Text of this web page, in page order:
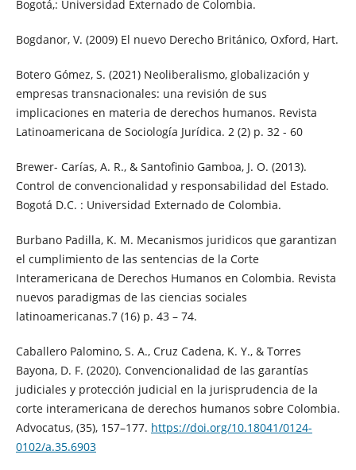
Bogotá,: Universidad Externado de Colombia.
Bogdanor, V. (2009) El nuevo Derecho Británico, Oxford, Hart.
Botero Gómez, S. (2021) Neoliberalismo, globalización y
empresas transnacionales: una revisión de sus
implicaciones en materia de derechos humanos. Revista
Latinoamericana de Sociología Jurídica. 2 (2) p. 32 - 60
Brewer- Carías, A. R., & Santofinio Gamboa, J. O. (2013).
Control de convencionalidad y responsabilidad del Estado.
Bogotá D.C. : Universidad Externado de Colombia.
Burbano Padilla, K. M. Mecanismos juridicos que garantizan
el cumplimiento de las sentencias de la Corte
Interamericana de Derechos Humanos en Colombia. Revista
nuevos paradigmas de las ciencias sociales
latinoamericanas.7 (16) p. 43 – 74.
Caballero Palomino, S. A., Cruz Cadena, K. Y., & Torres
Bayona, D. F. (2020). Convencionalidad de las garantías
judiciales y protección judicial en la jurisprudencia de la
corte interamericana de derechos humanos sobre Colombia.
Advocatus, (35), 157–177. https://doi.org/10.18041/0124-
0102/a.35.6903